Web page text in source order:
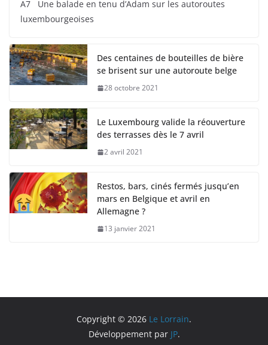
A7 Une balade en tenu d’Adam sur les autoroutes
luxembourgeoises
Des centaines de bouteilles de bière
se brisent sur une autoroute belge
28 octobre 2021
Le Luxembourg valide la réouverture
des terrasses dès le 7 avril
2 avril 2021
Restos, bars, cinés fermés jusqu’en
mars en Belgique et avril en
Allemagne ?
13 janvier 2021
Copyright © 2026 Le Lorrain.
Développement par JP.